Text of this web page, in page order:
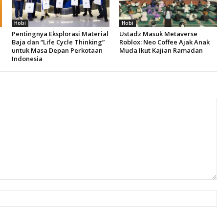
Hobi
Pentingnya Eksplorasi Material
Baja dan “Life Cycle Thinking”
untuk Masa Depan Perkotaan
Indonesia
Hobi
Ustadz Masuk Metaverse
Roblox: Neo Coffee Ajak Anak
Muda Ikut Kajian Ramadan